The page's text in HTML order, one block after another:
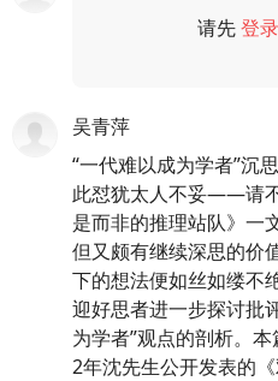
请先登录
吴青萍
“一代难以成为学者”沉
此怼犹太人不妥——请
是而非的推理站队》一
但又颇有继续深思的价
下的想法便如丝如缕不
迎好思者进一步探讨批
为学者”观点的剖析。
2年沈先生公开发表的